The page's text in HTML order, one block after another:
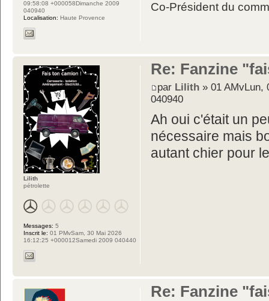
Co-Président du
09:58:08 +000058Dimanche 2009
040940
Localisation: Haute Provence
Re: Fanzine
par Lilith » 01 AMvLun,
040940
Ah oui c'était un
nécessaire mais
autant chier pour
Lilith
pétrolette
Messages: 5
Inscrit le: 01 PMvSam, 30 Mai 2026
16:12:25 +000012Samedi 2009 040440
Re: Fanzine